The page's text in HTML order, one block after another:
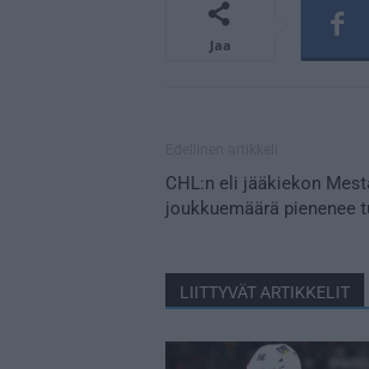
Jaa
CHL:n eli jääkiekon
joukkuemäärä pienenee
LIITTYVÄT ARTIKKELIT